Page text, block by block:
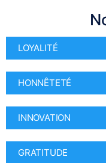
LOYALITÉ
HONNÊTETÉ
INNOVATION
GRATITUDE